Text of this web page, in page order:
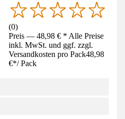
(0)
Preis — 48,98 € * Alle Preise
inkl. MwSt. und ggf. zzgl.
Versandkosten pro Pack48,98
€*/ Pack